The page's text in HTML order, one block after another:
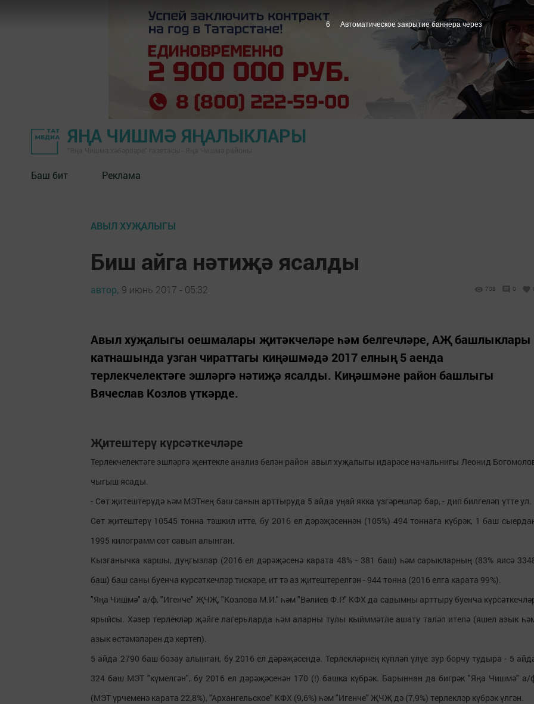
ЯҢА ЧИШМӘ ЯҢАЛЫКЛАРЫ
Баш бит Реклама
АВЫЛ ХУҖАЛЫГЫ
Биш айга нәтиҗә ясалды
автор, 9 июнь 2017 - 05:32 708 0
Авыл хуҗалыгы оешмалары җитәкчеләре һәм белгечләре, АҖ башлыклары
катнашында узган чираттагы киңәшмәдә 2017 елның 5 аенда
терлекчелектәге эшләргә нәтиҗә ясалды. Киңәшмәне район башлыгы
Вячеслав Козлов үткәрде.
Җитештерү күрсәткечләре
Терлекчелектәге эшләргә җентекле анализ белән район авыл хуҗалыгы идарәсе начальнигы Леонид
чыгыш ясады.
- Сөт җитештерүдә һәм МЭТнең баш санын арттыруда 5 айда уңай якка үзгәрешләр бар, - дип билгеләп үтте ул.
Сөт җитештерү 10545 тонна тәшкил итте, бу 2016 ел дәрәҗәсеннән (105%) 494 тоннага күбрәк, 1 баш
1995 килограмм сөт савып алынган.
Кызганычка каршы, дуңгызлар (2016 ел дәрәҗәсенә карата 48% - 381 баш) һәм сарыкларның (83% яисә
баш) баш саны буенча күрсәткечләр тискәре, ит тә аз җитештерелгән - 944 тонна (2016 елга карата 99%).
"Яңа Чишмә" а/ф, "Игенче" ҖЧҖ, "Козлова М.И." һәм "Вәлиев Ф.Р." КФХ да савымны арттыру буенча
ярыйсы. Хәзер терлекләр җәйге лагерьларда һәм аларны тулы кыйммәтле ашату таләп ителә (яшел азык
азык өстәмәләрен дә кертеп).
5 айда 2790 баш бозау алынган, бу 2016 ел дәрәҗәсендә. Терлекләрнең күпләп үлүе зур борчу тудыра - 5
324 баш МЭТ "күмелгән", бу 2016 ел дәрәҗәсенән 170 (!) башка күбрәк. Барыннан да бигрәк "Яңа Чишмә" а/
(МЭТ үрчеменә карата 22,8%), "Архангельское" КФХ (9,6%) һәм "Игенче" ҖЧҖ дә (7,9%) терлекләр күбрәк үлгән.
5 Автоматическое закрытие баннера через